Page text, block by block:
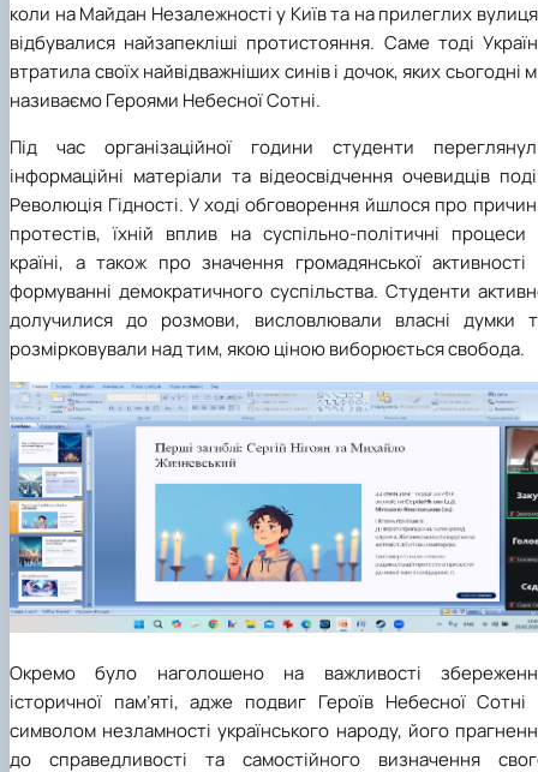
коли на Майдан Незалежності у Київ та на прилеглих
відбувалися найзапекліші протистояння. Саме тоді
втратила своїх найвідважніших синів і дочок, яких сьогодні
називаємо Героями Небесної Сотні.
Під час організаційної години студенти
інформаційні матеріали та відеосвідчення очевидців
Революція Гідності. У ході обговорення йшлося про
протестів, їхній вплив на суспільно-політичні процеси
країні, а також про значення громадянської активності
формуванні демократичного суспільства. Студенти
долучилися до розмови, висловлювали власні думки
розмірковували над тим, якою ціною виборюється свобода.
Окремо було наголошено на важливості
історичної пам’яті, адже подвиг Героїв Небесної Сотні
символом незламності українського народу, його
до справедливості та самостійного визначення